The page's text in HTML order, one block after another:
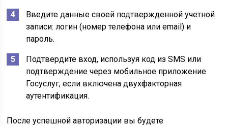
Введите данные своей подтвержденной учетной
записи: логин (номер телефона или email) и
пароль.
Подтвердите вход, используя код из SMS или
подтверждение через мобильное приложение
Госуслуг, если включена двухфакторная
аутентификация.
После успешной авторизации вы будете